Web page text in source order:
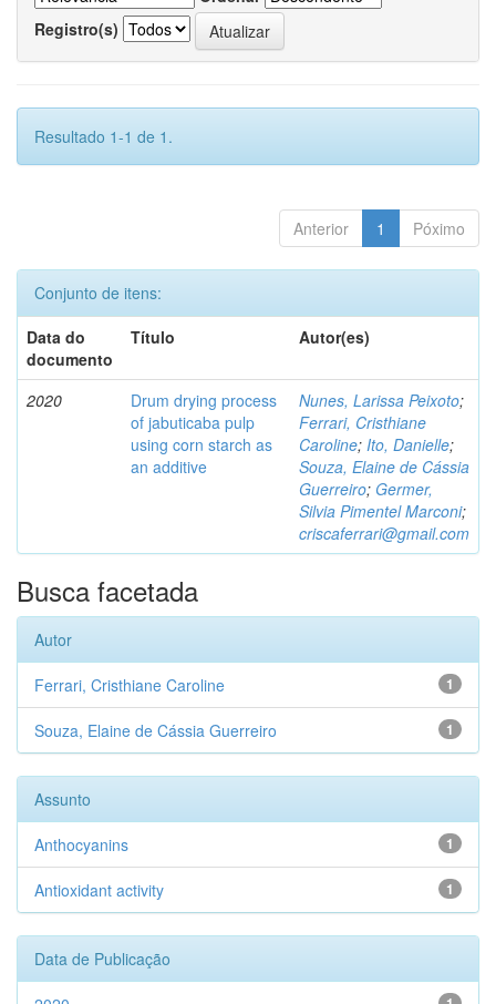
Registro(s)
Resultado 1-1 de 1.
Anterior 1 Póximo
Conjunto de itens:
Data do
documento
Título Autor(es)
2020
Drum drying process
of jabuticaba pulp
using corn starch as
an additive
Nunes, Larissa Peixoto;
Ferrari, Cristhiane
Caroline; Ito, Danielle;
Souza, Elaine de Cássia
Guerreiro; Germer,
Silvia Pimentel Marconi;
criscaferrari@gmail.com
Busca facetada
Autor
1
Ferrari, Cristhiane Caroline
1
Souza, Elaine de Cássia Guerreiro
Assunto
1
Anthocyanins
1
Antioxidant activity
Data de Publicação